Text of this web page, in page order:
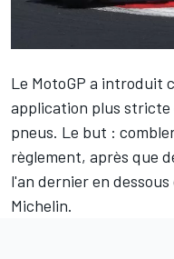
Le MotoGP a introduit
application plus stricte
pneus. Le but :
règlement, après que
l'an dernier en
Michelin.